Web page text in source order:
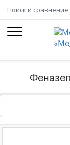
Поиск и